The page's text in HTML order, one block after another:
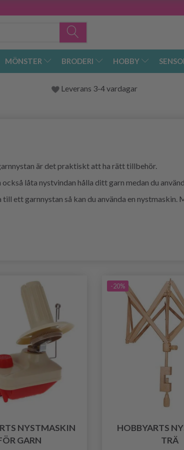
MÖNSTER BRODERI HOBBY
Leverans 3-4 vardagar
är det praktiskt att ha rätt tillbehör.
låta nystvindan hålla ditt garn medan du
ett garnnystan så kan du använda en
NYSTMASKIN
GARN
-20%
HOBBYARTS
TRÄ